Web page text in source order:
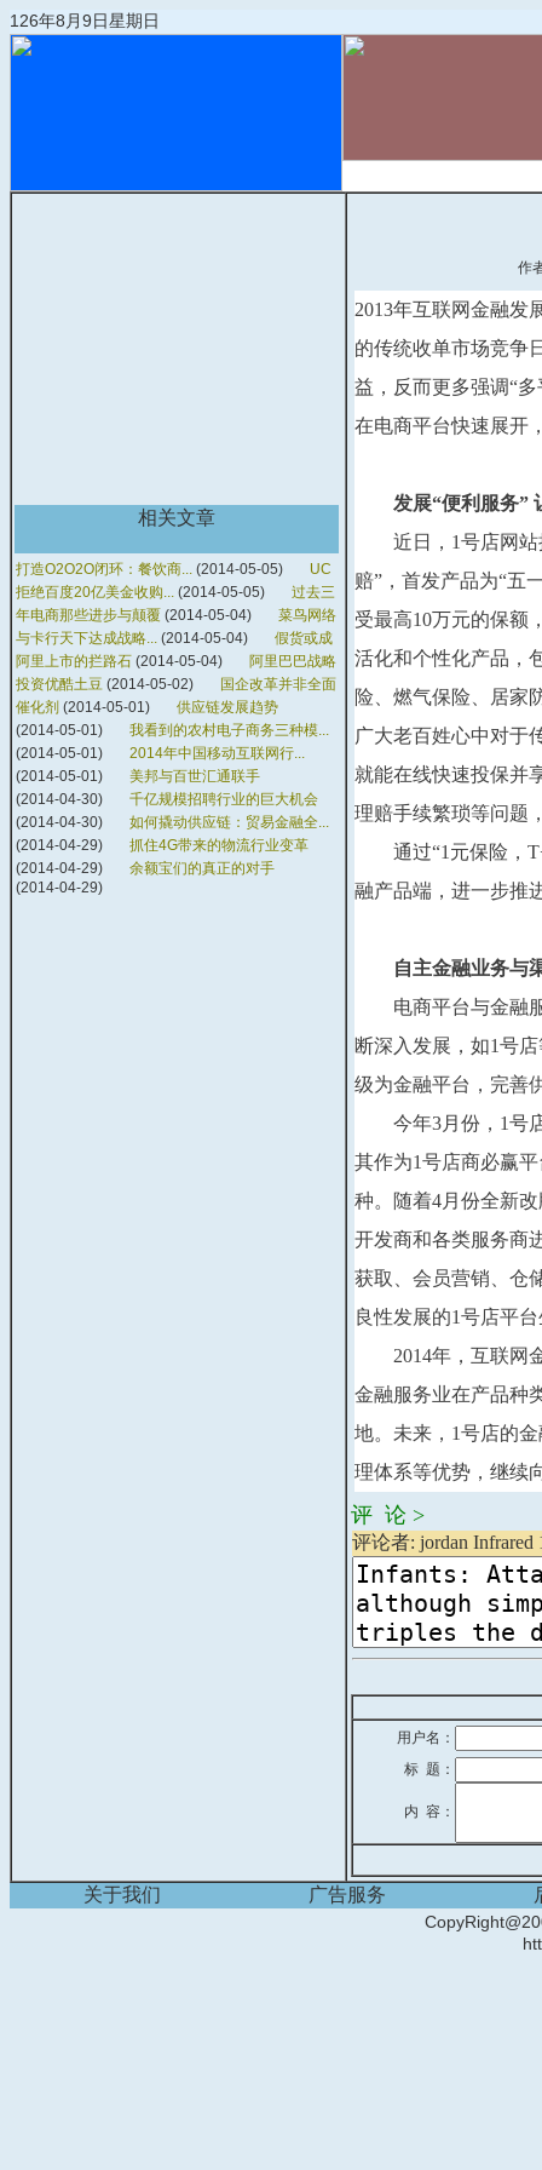
126年8月9日星期日
相关文章
打造O2O2O闭环：餐饮商... (2014-05-05)
UC
拒绝百度20亿美金收购... (2014-05-05)
过去三
年电商那些进步与颠覆 (2014-05-04)
菜鸟网络
与卡行天下达成战略... (2014-05-04)
假货或成
阿里上市的拦路石 (2014-05-04)
阿里巴巴战略
投资优酷土豆 (2014-05-02)
国企改革并非全面
催化剂 (2014-05-01)
供应链发展趋势
(2014-05-01)
我看到的农村电子商务三种模...
(2014-05-01)
2014年中国移动互联网行...
(2014-05-01)
美邦与百世汇通联手
(2014-04-30)
千亿规模招聘行业的巨大机会
(2014-04-30)
如何撬动供应链：贸易金融全...
(2014-04-29)
抓住4G带来的物流行业变革
(2014-04-29)
余额宝们的真正的对手
(2014-04-29)
作
2013年互联网金融发
的传统收单市场竞争
益，反而更多强调“
在电商平台快速展开
发展“便利服务”
近日，1号店网站
赔”，首发产品为“五
受最高10万元的保额
活化和个性化产品，
险、燃气保险、居家
广大老百姓心中对于
就能在线快速投保并
理赔手续繁琐等问题
通过“1元保险，
融产品端，进一步推
自主金融业务与
电商平台与金融服
断深入发展，如1号
级为金融平台，完善
今年3月份，1号店
其作为1号店商必赢
种。随着4月份全新
开发商和各类服务商
获取、会员营销、仓
良性发展的1号店平
2014年，互联网金
金融服务业在产品种
地。未来，1号店的
理体系等优势，继续
评 论 >
评论者: jordan Infrared
用户名：
标 题：
内 容：
关于我们 广告服务